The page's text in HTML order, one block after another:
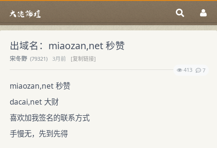
出域名：miaozan,net 秒赞
宋冬野 (79321) 3月前
[复制链接]
413
7
miaozan,net 秒赞
dacai,net 大财
喜欢加我签名的联系方式
手慢无，先到先得